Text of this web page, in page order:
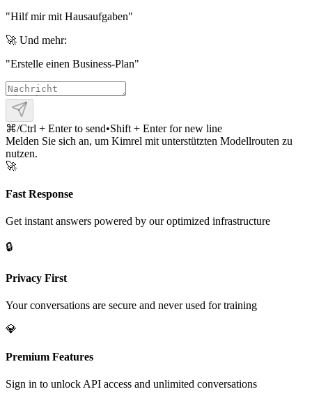
"Hilf mir mit Hausaufgaben"
🚀 Und mehr:
"Erstelle einen Business‑Plan"
⌘/Ctrl + Enter to send•Shift + Enter for new line
Melden Sie sich an, um Kimrel mit unterstützten Modellrouten zu
nutzen.
🚀
Fast Response
Get instant answers powered by our optimized infrastructure
🔒
Privacy First
Your conversations are secure and never used for training
💎
Premium Features
Sign in to unlock API access and unlimited conversations